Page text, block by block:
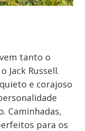
tanto o
Jack Russell.
e corajoso
Caminhadas,
para os